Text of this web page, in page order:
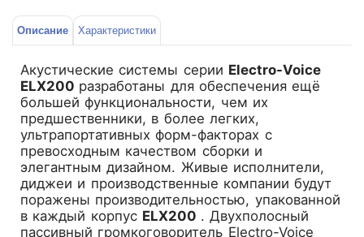
Описание Характеристики
Акустические системы серии Electro-Voice
ELX200 разработаны для обеспечения ещё
большей функциональности, чем их
предшественники, в более легких,
ультрапортативных форм-факторах с
превосходным качеством сборки и
элегантным дизайном. Живые исполнители,
диджеи и производственные компании будут
поражены производительностью, упакованной
в каждый корпус ELX200 . Двухполосный
пассивный громкоговоритель Electro-Voice